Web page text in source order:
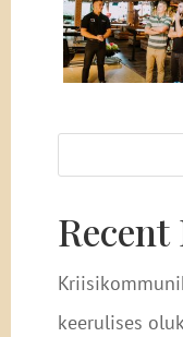
Recent
keerulises